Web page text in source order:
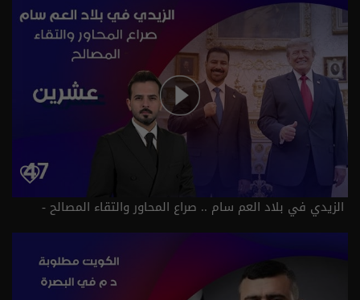
الزيدي في بلاد العم سام .. صراع المحاور والتقاء المصالح -
عشرين م٥ - الحلقة ٤٧ | الموسم 5